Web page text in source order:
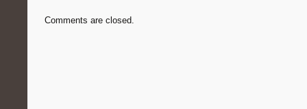
Comments are closed.